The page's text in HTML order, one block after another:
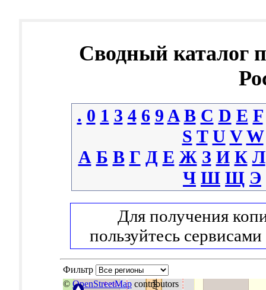
Сводный каталог
. 0 1 3 4 6 9 A B C D E F
S T U V W
А Б В Г Д Е Ж З И К Л
Ч Ш Щ Э
Для получения
пользуйтесь сервисами
Фильтр
© OpenStreetMap contributors